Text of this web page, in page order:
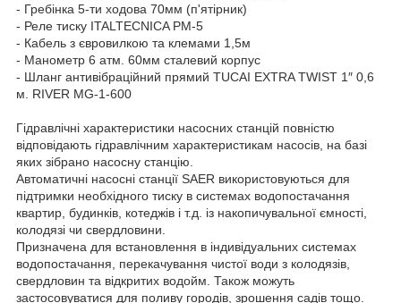
- Гребінка 5-ти ходова 70мм (п'ятірник)
- Реле тиску ITALTECNICA PM-5
- Кабель з євровилкою та клемами 1,5м
- Манометр 6 атм. 60мм сталевий корпус
- Шланг антивібраційний прямий TUCAI EXTRA TWIST 1″ 0,6
м. RIVER MG-1-600
Гідравлічні характеристики насосних станцій повністю
відповідають гідравлічним характеристикам насосів, на базі
яких зібрано насосну станцію.
Автоматичні насосні станції SAER використовуються для
підтримки необхідного тиску в системах водопостачання
квартир, будинків, котеджів і т.д. із накопичувальної ємності,
колодязі чи свердловини.
Призначена для встановлення в індивідуальних системах
водопостачання, перекачування чистої води з колодязів,
свердловин та відкритих водойм. Також можуть
застосовуватися для поливу городів, зрошення садів тощо.